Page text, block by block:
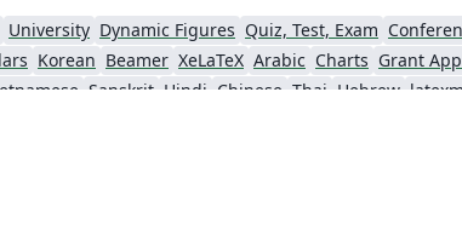
University Dynamic Figures Quiz, Test, Exam
Korean Beamer XeLaTeX Arabic Charts Grant
Sanskrit Hindi Chinese Thai Hebrew